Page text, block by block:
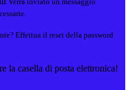
Effettua il reset della password
la casella di posta elettronica!